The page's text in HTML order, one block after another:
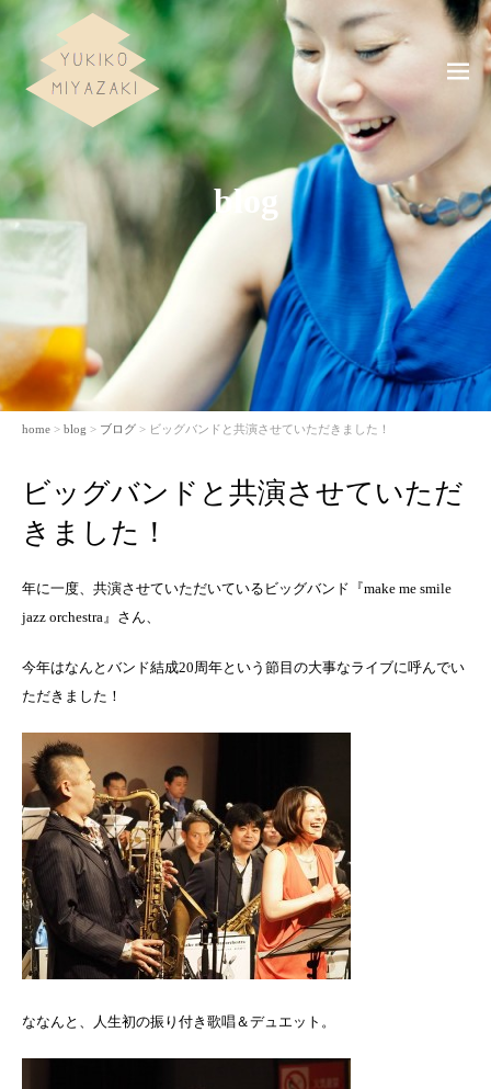
blog
home > blog > ブログ > ビッグバンドと共演させていただきました！
ビッグバンドと共演させていただ
きました！
年に一度、共演させていただいているビッグバンド『make me smile
jazz orchestra』さん、
今年はなんとバンド結成20周年という節目の大事なライブに呼んでい
ただきました！
ななんと、人生初の振り付き歌唱＆デュエット。